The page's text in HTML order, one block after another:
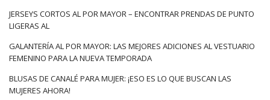
JERSEYS CORTOS AL POR MAYOR – ENCONTRAR PRENDAS DE PUNTO
LIGERAS AL
GALANTERÍA AL POR MAYOR: LAS MEJORES ADICIONES AL VESTUARIO
FEMENINO PARA LA NUEVA TEMPORADA
BLUSAS DE CANALÉ PARA MUJER: ¡ESO ES LO QUE BUSCAN LAS
MUJERES AHORA!